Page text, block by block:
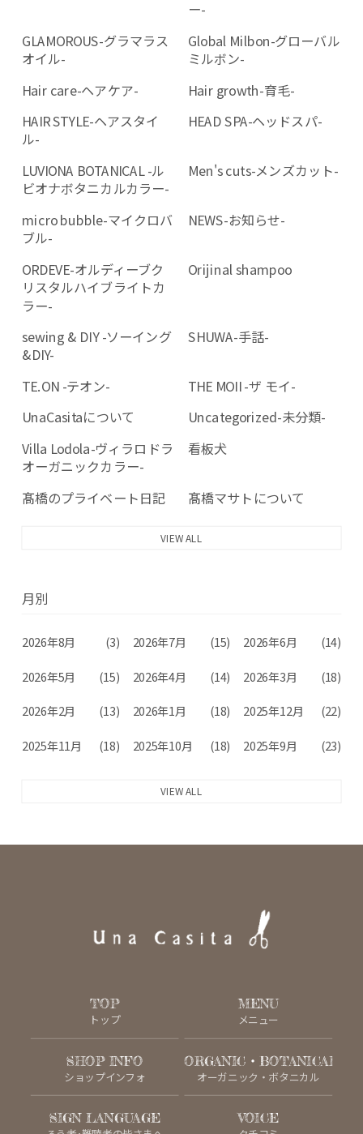
ー-
GLAMOROUS-グラマラス
オイル-
Global Milbon-グローバル
ミルボン-
Hair care-ヘアケア-
Hair growth-育毛-
HAIR STYLE-ヘアスタイ
ル-
HEAD SPA-ヘッドスパ-
LUVIONA BOTANICAL -ル
ビオナボタニカルカラー-
Men's cuts-メンズカット-
micro bubble-マイクロバ
ブル-
NEWS-お知らせ-
ORDEVE-オルディーブク
リスタルハイブライトカ
ラー-
Orijinal shampoo
sewing & DIY -ソーイング
&DIY-
SHUWA-手話-
TE.ON -テオン-
THE MOII -ザ モイ-
UnaCasitaについて
Uncategorized-未分類-
Villa Lodola-ヴィラロドラ
オーガニックカラー-
看板犬
髙橋のプライベート日記 髙橋マサトについて
VIEW ALL
月別
2026年8月 (3) 2026年7月 (15) 2026年6月 (14)
2026年5月 (15) 2026年4月 (14) 2026年3月 (18)
2026年2月 (13) 2026年1月 (18) 2025年12月 (22)
2025年11月 (18) 2025年10月 (18) 2025年9月 (23)
VIEW ALL
TOP
トップ
MENU
メニュー
SHOP INFO
ショップインフォ
ORGANIC・BOTANICAL
オーガニック・ボタニカル
SIGN LANGUAGE VOICE